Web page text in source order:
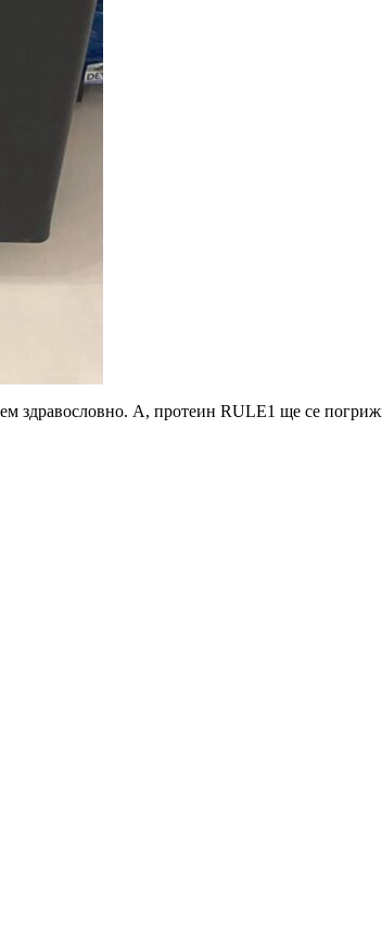
здравословно. А, протеин RULE1 ще се